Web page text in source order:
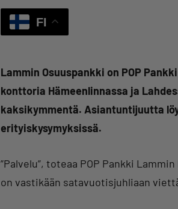
FI
Lammin Osuuspankki on POP
konttoria Hämeenlinnassa ja
kaksikymmentä. Asiantuntijuutta
erityiskysymyksissä.
”Palvelu”, toteaa POP Pankki
on vastikään satavuotisjuhliaan